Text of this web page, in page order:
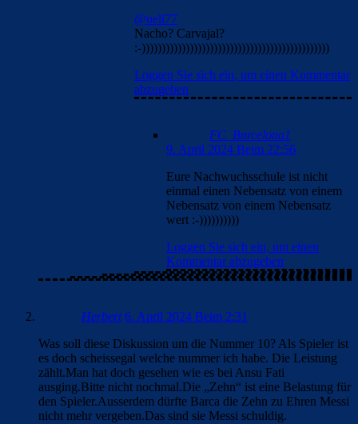
@ueli77
Nacho? Carvajal?
:-)))))))))))))))))))))))))))))))))))))))))))))))
Loggen Sie sich ein, um einen Kommentar
abzugeben
FC_Barcelona1
9. April 2024 Beim 22:56
Eure Nachwuchsschule ist nicht
einmal einen Nebensatz von einem
Nebensatz von einem Nebensatz
wert :-))))))))))
Loggen Sie sich ein, um einen
Kommentar abzugeben
Herbert 6. April 2024 Beim 2:31
Was soll diese Diskussion um die Nummer 10? Als Spieler ist
es doch scheissegal welche nummer ich habe. Die Leistung
zählt.Man hat doch gesehen wie es bei Ansu Fati
ausging.Bitte nicht nochmal.Die „Zehn“ ist eine Belastung für
den Spieler.Ausserdem dürfte Barca die Zehn zu Ehren Messi
nicht mehr vergeben.Das sind sie Messi schuldig.